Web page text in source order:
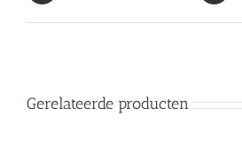
Gerelateerde producten